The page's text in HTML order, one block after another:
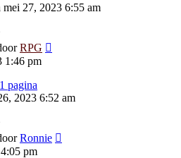
mei 27, 2023 6:55 am
RPG
1:46 pm
pagina
2023 6:52 am
Ronnie
pm